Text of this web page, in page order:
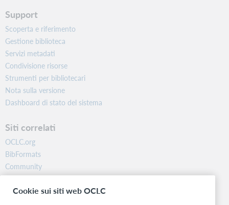
Support
Scoperta e riferimento
Gestione biblioteca
Servizi metadati
Condivisione risorse
Strumenti per bibliotecari
Nota sulla versione
Dashboard di stato del sistema
Siti correlati
OCLC.org
BibFormats
Community
Ricerca
WebJunction
Cookie sui siti web OCLC